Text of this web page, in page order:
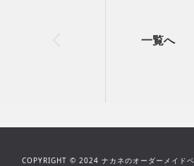
一覧へ
COPYRIGHT © 2024 ナカネのオーダーメイド